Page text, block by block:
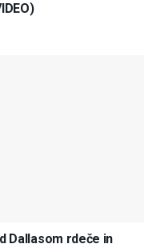
Dallasom rdeče in